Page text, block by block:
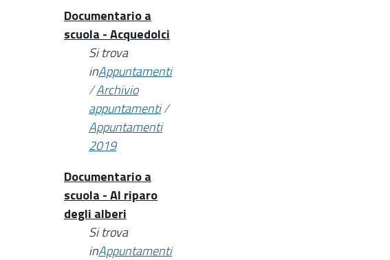
Documentario a
scuola - Acquedolci
Si trova
inAppuntamenti
/Archivio
appuntamenti/
Appuntamenti
2019
Documentario a
scuola - Al riparo
degli alberi
Si trova
inAppuntamenti